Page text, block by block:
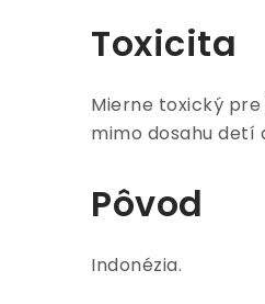
Toxicita
Mierne toxický
mimo dosahu detí
Pôvod
Indonézia.